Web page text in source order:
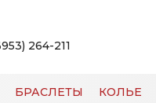
264-211
БРАСЛЕТЫ КОЛЬЕ